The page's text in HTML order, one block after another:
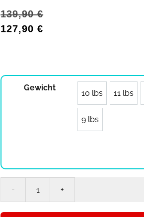
139,90€
127,90€
Gewicht
10 lbs 11 lbs
9 lbs
Bowlingball